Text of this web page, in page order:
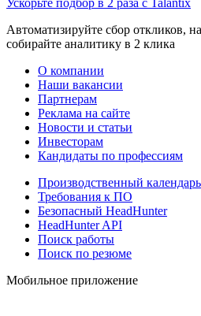
Автоматизируйте сбор откликов,
собирайте аналитику в 2 клика
О компании
Наши вакансии
Партнерам
Реклама на сайте
Новости и статьи
Инвесторам
Кандидаты по профессиям
Производственный календарь
Требования к ПО
Безопасный HeadHunter
HeadHunter API
Поиск работы
Поиск по резюме
Мобильное приложение